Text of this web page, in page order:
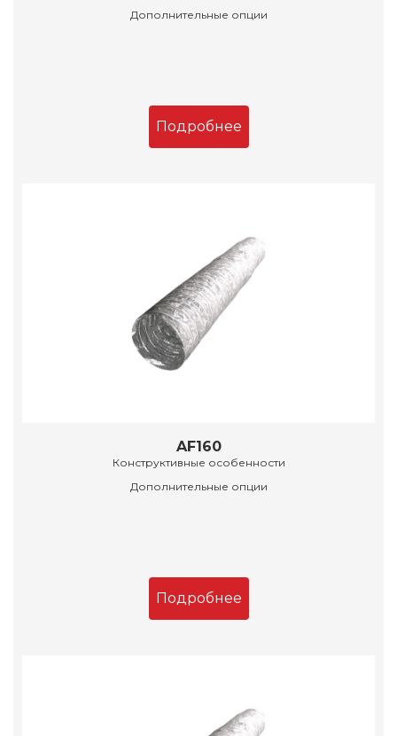
Дополнительные опции
Подробнее
AF160
Конструктивные особенности
Дополнительные опции
Подробнее